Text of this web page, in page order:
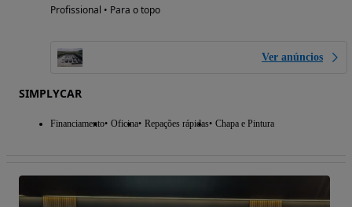
Profissional • Para o topo
Ver anúncios
SIMPLYCAR
Financiamento Oficina Repações rápidas Chapa e Pintura